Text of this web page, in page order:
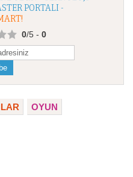
PORTALI -
0/5 - 0
OYUN